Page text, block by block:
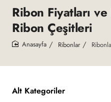
Ribon Fiyatları ve
Ribon Çeşitleri
Ribonlar
Alt Kategoriler